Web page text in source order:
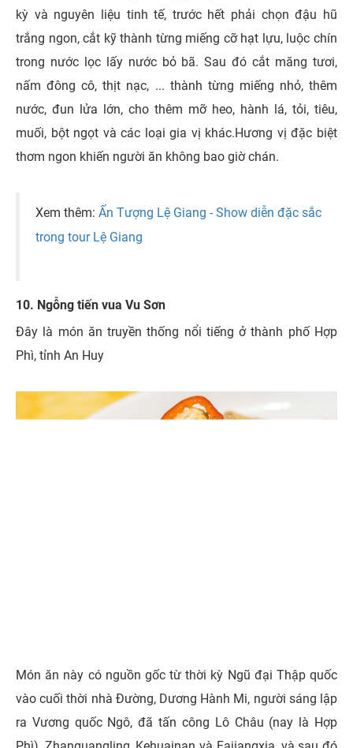
kỳ và nguyên liệu tinh tế, trước hết phải chọn đậu hũ
trắng ngon, cắt kỹ thành từng miếng cỡ hạt lựu, luộc chín
trong nước lọc lấy nước bỏ bã. Sau đó cắt măng tươi,
nấm đông cô, thịt nạc, ... thành từng miếng nhỏ, thêm
nước, đun lửa lớn, cho thêm mỡ heo, hành lá, tỏi, tiêu,
muối, bột ngọt và các loại gia vị khác.Hương vị đặc biệt
thơm ngon khiến người ăn không bao giờ chán.
Xem thêm: Ấn Tượng Lệ Giang - Show diễn đặc sắc
trong tour Lệ Giang
10. Ngỗng tiến vua Vu Sơn
Đây là món ăn truyền thống nổi tiếng ở thành phố Hợp
Phì, tỉnh An Huy
Món ăn này có nguồn gốc từ thời kỳ Ngũ đại Thập quốc
vào cuối thời nhà Đường, Dương Hành Mi, người sáng lập
ra Vương quốc Ngô, đã tấn công Lô Châu (nay là Hợp